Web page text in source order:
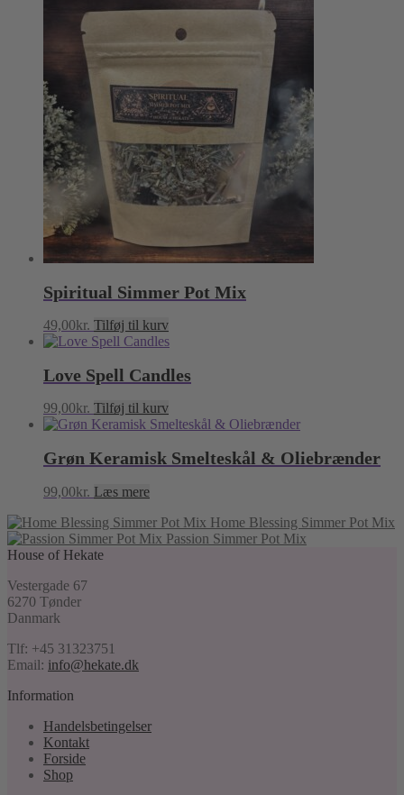
Spiritual Simmer Pot Mix
49,00kr. Tilføj til kurv
Love Spell Candles
99,00kr. Tilføj til kurv
Grøn Keramisk Smelteskål & Oliebrænder
99,00kr. Læs mere
Home Blessing Simmer Pot Mix
Passion Simmer Pot Mix
House of Hekate
Vestergade 67
6270 Tønder
Danmark
Tlf: +45 31323751
Email: info@hekate.dk
Information
Handelsbetingelser
Kontakt
Forside
Shop